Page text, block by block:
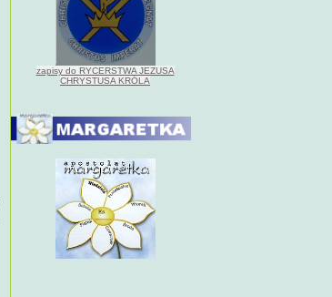
zapisy do RYCERSTWA JEZUSA
CHRYSTUSA KRÓLA